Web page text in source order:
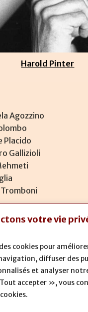
votre vie
cookies pour
diffuser des
et analyser
accepter », vous
Harold Pinter
Agozzino
Placido
Gallizioli
Bianchi